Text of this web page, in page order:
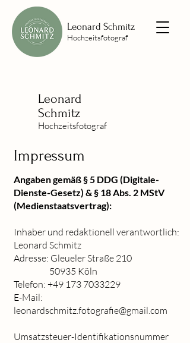
Leonard Schmitz
Hochzeitsfotograf
Leonard
Schmitz
Hochzeitsfotograf
Impressum
Angaben gemäß § 5 DDG (Digitale-
Dienste-Gesetz) & § 18 Abs. 2 MStV
(Medienstaatsvertrag):
Inhaber und redaktionell verantwortlich:
Leonard Schmitz
Adresse: Gleueler Straße 210
50935 Köln
Telefon: +49 173 7033229
E-Mail:
leonardschmitz.fotografie@gmail.com
Umsatzsteuer-Identifikationsnummer